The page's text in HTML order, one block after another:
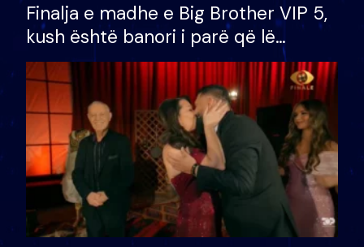
Finalja e madhe e Big Brother VIP 5,
kush është banori i parë që lë
shtëpinë dhe humb mundësinë për
të fituar çmimin e madh